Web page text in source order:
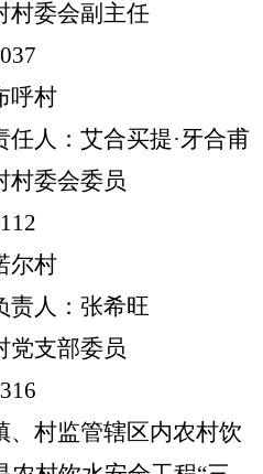
村委会副主任
呼村
任人：艾合买提·牙合甫
村委会委员
尔村
责人：张希旺
党支部委员
、村监管辖区内农村饮